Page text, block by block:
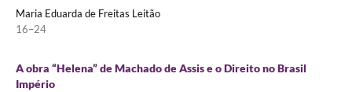
Maria Eduarda de Freitas Leitão
16–24
A obra “Helena” de Machado de Assis e o Direito no Brasil
Império